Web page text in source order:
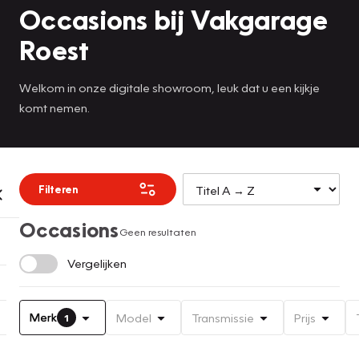
Occasions bij Vakgarage
Roest
Welkom in onze digitale showroom, leuk dat u een kijkje
komt nemen.
Filteren
OccasionsGeen resultaten
Vergelijken
Merk 1 Model Transmissie Prijs